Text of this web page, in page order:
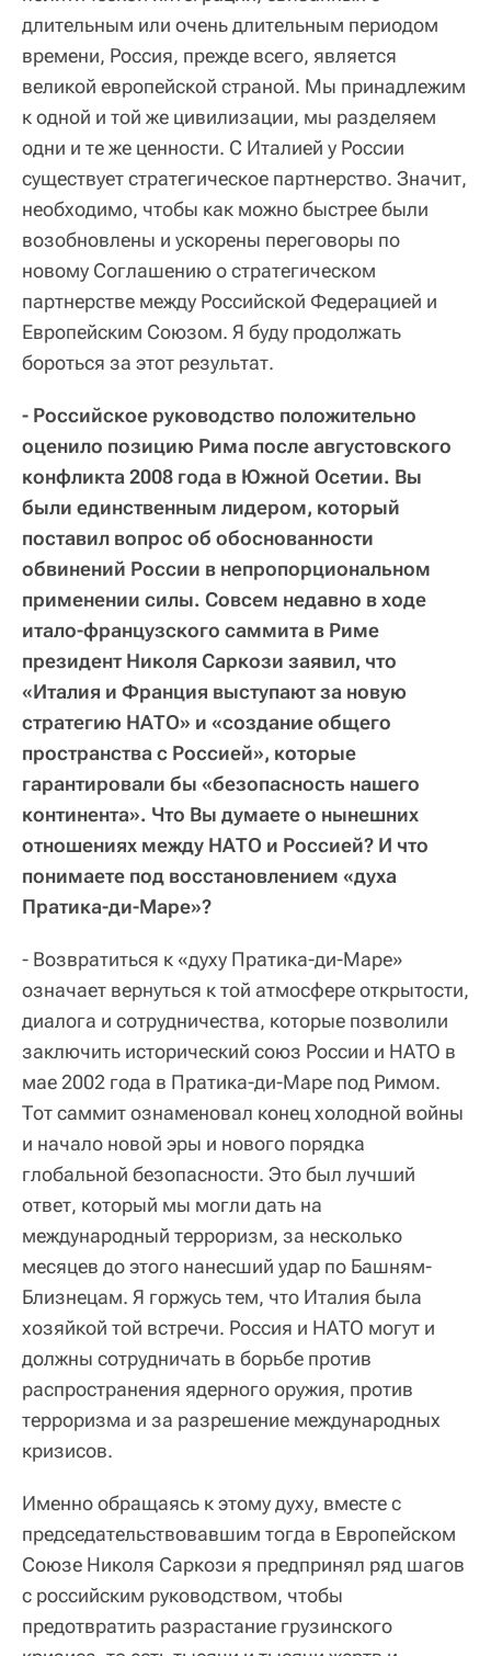
длительным или очень длительным периодом
времени, Россия, прежде всего, является
великой европейской страной. Мы принадлежим
к одной и той же цивилизации, мы разделяем
одни и те же ценности. С Италией у России
существует стратегическое партнерство. Значит,
необходимо, чтобы как можно быстрее были
возобновлены и ускорены переговоры по
новому Соглашению о стратегическом
партнерстве между Российской Федерацией и
Европейским Союзом. Я буду продолжать
бороться за этот результат.
- Российское руководство положительно
оценило позицию Рима после августовского
конфликта 2008 года в Южной Осетии. Вы
были единственным лидером, который
поставил вопрос об обоснованности
обвинений России в непропорциональном
применении силы. Совсем недавно в ходе
итало-французского саммита в Риме
президент Николя Саркози заявил, что
«Италия и Франция выступают за новую
стратегию НАТО» и «создание общего
пространства с Россией», которые
гарантировали бы «безопасность нашего
континента». Что Вы думаете о нынешних
отношениях между НАТО и Россией? И что
понимаете под восстановлением «духа
Пратика-ди-Маре»?
- Возвратиться к «духу Пратика-ди-Маре»
означает вернуться к той атмосфере открытости,
диалога и сотрудничества, которые позволили
заключить исторический союз России и НАТО в
мае 2002 года в Пратика-ди-Маре под Римом.
Тот саммит ознаменовал конец холодной войны
и начало новой эры и нового порядка
глобальной безопасности. Это был лучший
ответ, который мы могли дать на
международный терроризм, за несколько
месяцев до этого нанесший удар по Башням-
Близнецам. Я горжусь тем, что Италия была
хозяйкой той встречи. Россия и НАТО могут и
должны сотрудничать в борьбе против
распространения ядерного оружия, против
терроризма и за разрешение международных
кризисов.
Именно обращаясь к этому духу, вместе с
председательствовавшим тогда в Европейском
Союзе Николя Саркози я предпринял ряд шагов
с российским руководством, чтобы
предотвратить разрастание грузинского